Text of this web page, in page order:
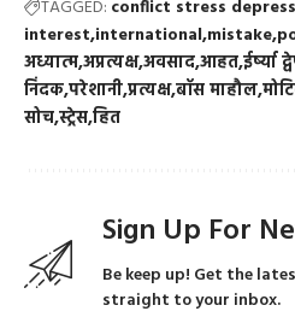
TAGGED: conflict stress
interest international mistake
अध्यात्मअप्रत्यक्षअवसादआहतईर्ष्या
निंदकपरेशानीप्रत्यक्षबॉस माहौल
सोचस्ट्रेसहित
Sign Up For
Be keep up! Get the
straight to your inbox.